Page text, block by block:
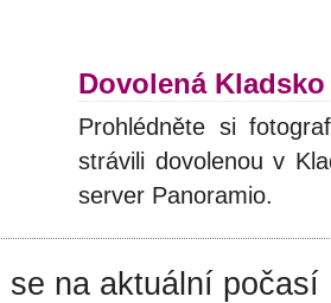
Dovolená Kladsko
Prohlédněte si
strávili dovolenou v
server Panoramio.
se na aktuální